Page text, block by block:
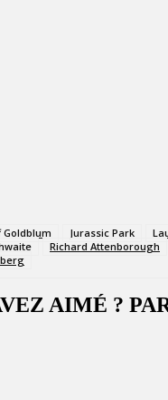
Goldblum Jurassic Park
Richard Attenborough
AIMÉ ?